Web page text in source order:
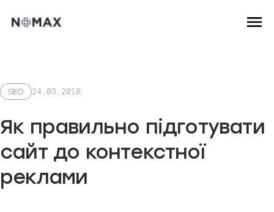
SEO 24.03.2018
Як правильно підготувати
сайт до контекстної
реклами